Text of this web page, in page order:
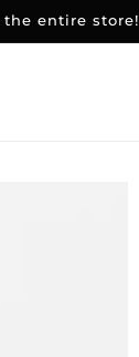
the entire store!